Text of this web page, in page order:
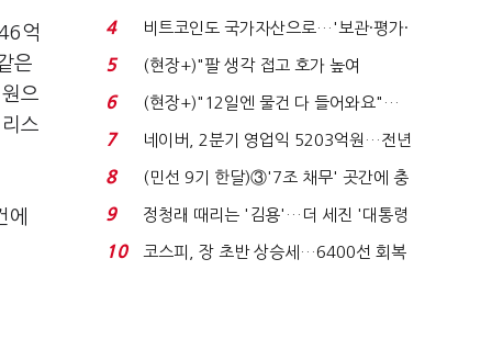
억
은
으
스
지에 상한가...
4
비트코인도 국가자산으로…'보관·평가·
처분' 기준은 ...
5
(현장+)"팔 생각 접고 호가 높여
요"…'덜 똘똘한 한 채' 20...
6
(현장+)"12일엔 물건 다 들어와요"…
빈 매대 채우며 문 연 ...
7
네이버, 2분기 영업익 5203억원…전년
비 0.2% 감소...
8
(민선 9기 한달)③'7조 채무' 곳간에 충
격…추미애, 20년...
9
정청래 때리는 '김용'…더 세진 '대통령
최측근' 입...
10
코스피, 장 초반 상승세…6400선 회복